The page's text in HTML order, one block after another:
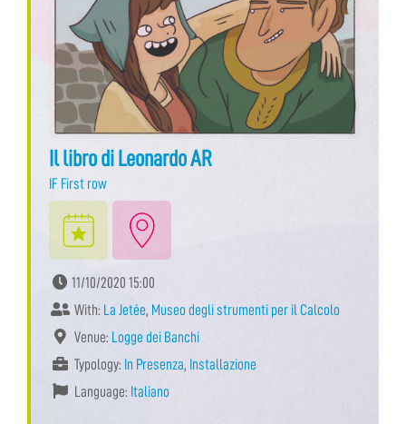
Il libro di Leonardo AR
IF First row
11/10/2020 15:00
With: La Jetée, Museo degli strumenti per il Calcolo
Venue: Logge dei Banchi
Typology: In Presenza, Installazione
Language: Italiano